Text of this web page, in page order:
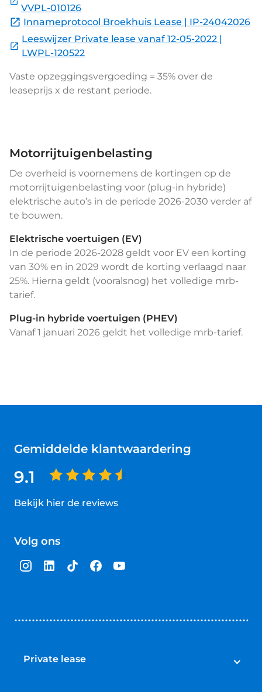
VVPL-010126
Innameprotocol Broekhuis Lease | IP-24042026
Leeswijzer Private lease vanaf 12-05-2022 |
LWPL-120522
Vaste opzeggingsvergoeding = 35% over de
leaseprijs x de restant periode.
Motorrijtuigenbelasting
De overheid is voornemens de kortingen op de
motorrijtuigenbelasting voor (plug-in hybride)
elektrische auto’s in de periode 2026-2030 verder af
te bouwen.
Elektrische voertuigen (EV)
In de periode 2026-2028 geldt voor EV een korting
van 30% en in 2029 wordt de korting verlaagd naar
25%. Hierna geldt (vooralsnog) het volledige mrb-
tarief.
Plug-in hybride voertuigen (PHEV)
Vanaf 1 januari 2026 geldt het volledige mrb-tarief.
Gemiddelde klantwaardering
9.1
Bekijk hier de reviews
van
sterren
Volg ons
Private lease